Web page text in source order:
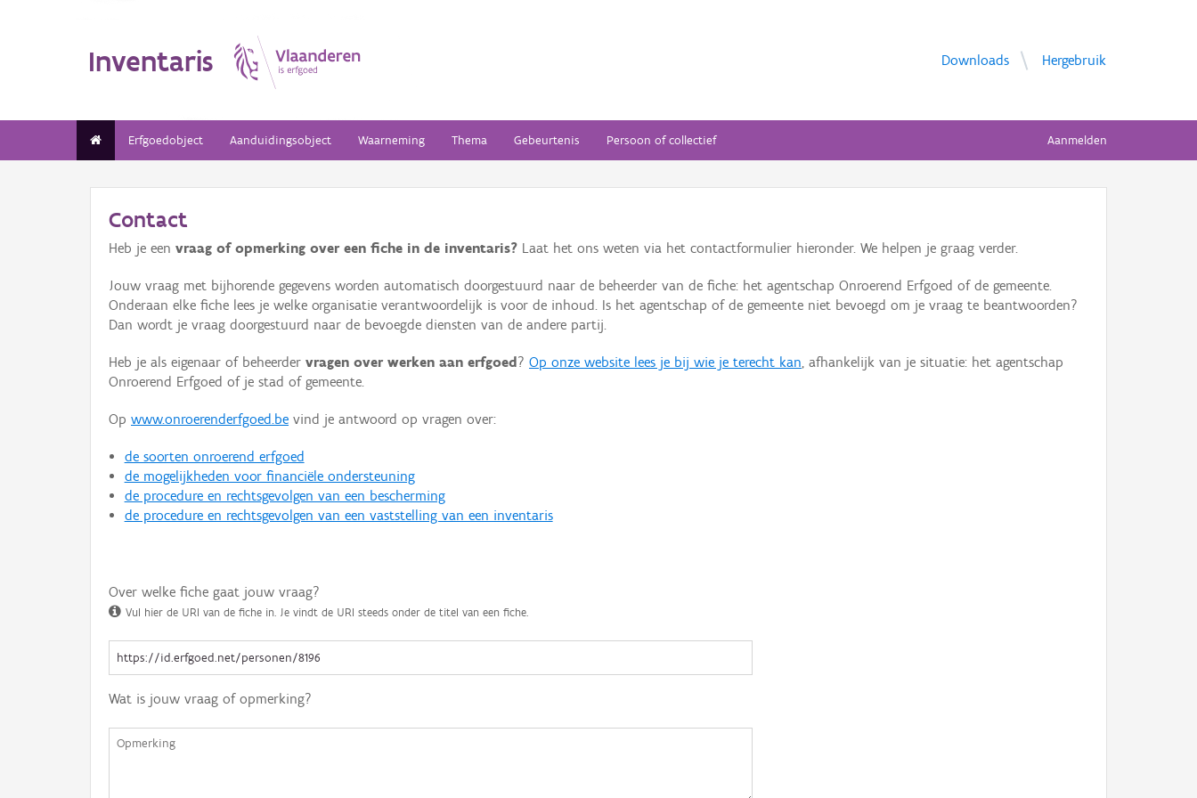
Inventaris Downloads Hergebruik
Erfgoedobject Aanduidingsobject Waarneming Thema Gebeurtenis Persoon of collectief Aanmelden
Contact
Heb je een vraag of opmerking over een fiche in de inventaris? Laat het ons weten via het contactformulier hieronder. We helpen je graag verder.
Jouw vraag met bijhorende gegevens worden automatisch doorgestuurd naar de beheerder van de fiche: het agentschap Onroerend Erfgoed of de gemeente.
Onderaan elke fiche lees je welke organisatie verantwoordelijk is voor de inhoud. Is het agentschap of de gemeente niet bevoegd om je vraag te beantwoorden?
Dan wordt je vraag doorgestuurd naar de bevoegde diensten van de andere partij.
Heb je als eigenaar of beheerder vragen over werken aan erfgoed ? Op onze website lees je bij wie je terecht kan, afhankelijk van je situatie: het agentschap
Onroerend Erfgoed of je stad of gemeente.
Op www.onroerenderfgoed.be vind je antwoord op vragen over:
de soorten onroerend erfgoed
de mogelijkheden voor financiële ondersteuning
de procedure en rechtsgevolgen van een bescherming
de procedure en rechtsgevolgen van een vaststelling van een inventaris
Over welke fiche gaat jouw vraag?
Vul hier de URI van de fiche in. Je vindt de URI steeds onder de titel van een fiche.
Wat is jouw vraag of opmerking?